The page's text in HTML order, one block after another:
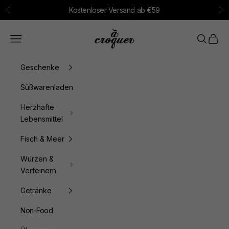
Zum Inhalt springen
Zurück Kostenloser Versand ab €59
à croquer
Menü Suchen
Geschenke
Süßwarenladen
Herzhafte
Lebensmittel
Fisch & Meer
Würzen &
Verfeinern
Getränke
Non-Food